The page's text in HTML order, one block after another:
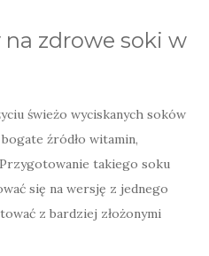
na zdrowe soki w
świeżo wyciskanych soków
źródło witamin,
takiego soku
się na wersję z jednego
z bardziej złożonymi